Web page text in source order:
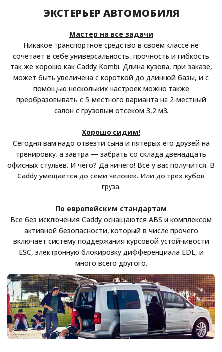
ЭКСТЕРЬЕР АВТОМОБИЛЯ
Мастер на все задачи
Никакое транспортное средство в своем классе не
сочетает в себе универсальность, прочность и гибкость
так же хорошо как Caddy Kombi. Длина кузова, при заказе,
может быть увеличена с короткой до длинной базы, и с
помощью нескольких настроек можно также
преобразовывать с 5-местного варианта на 2-местный
салон с грузовым отсеком 3,2 м3.
Хорошо сидим!
Сегодня вам надо отвезти сына и пятерых его друзей на
тренировку, а завтра — забрать со склада двенадцать
офисных стульев. И чего? Да ничего! Всё у вас получится. В
Caddy умещается до семи человек. Или до трёх кубов
груза.
По европейским стандартам
Все без исключения Caddy оснащаются ABS и комплексом
активной безопасности, который в числе прочего
включает систему поддержания курсовой устойчивости
ESC, электронную блокировку дифференциала EDL, и
много всего другого.